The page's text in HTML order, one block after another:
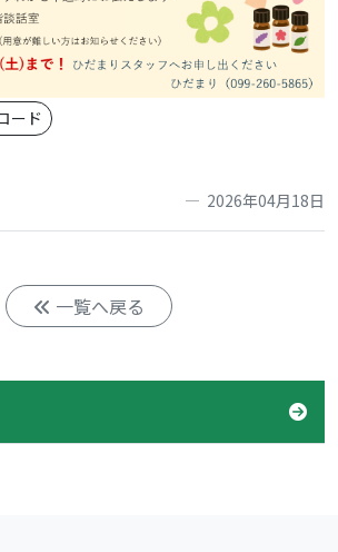
ード
2026年04月18日
一覧へ戻る